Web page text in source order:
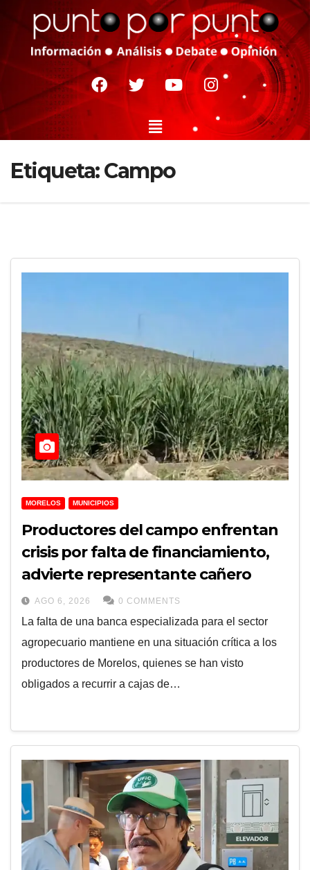
Etiqueta:Campo
MORELOS MUNICIPIOS
Productores del campo enfrentan
crisis por falta de financiamiento,
advierte representante cañero
AGO 6, 2026 0 COMMENTS
La falta de una banca especializada para el sector
agropecuario mantiene en una situación crítica a los
productores de Morelos, quienes se han visto
obligados a recurrir a cajas de…